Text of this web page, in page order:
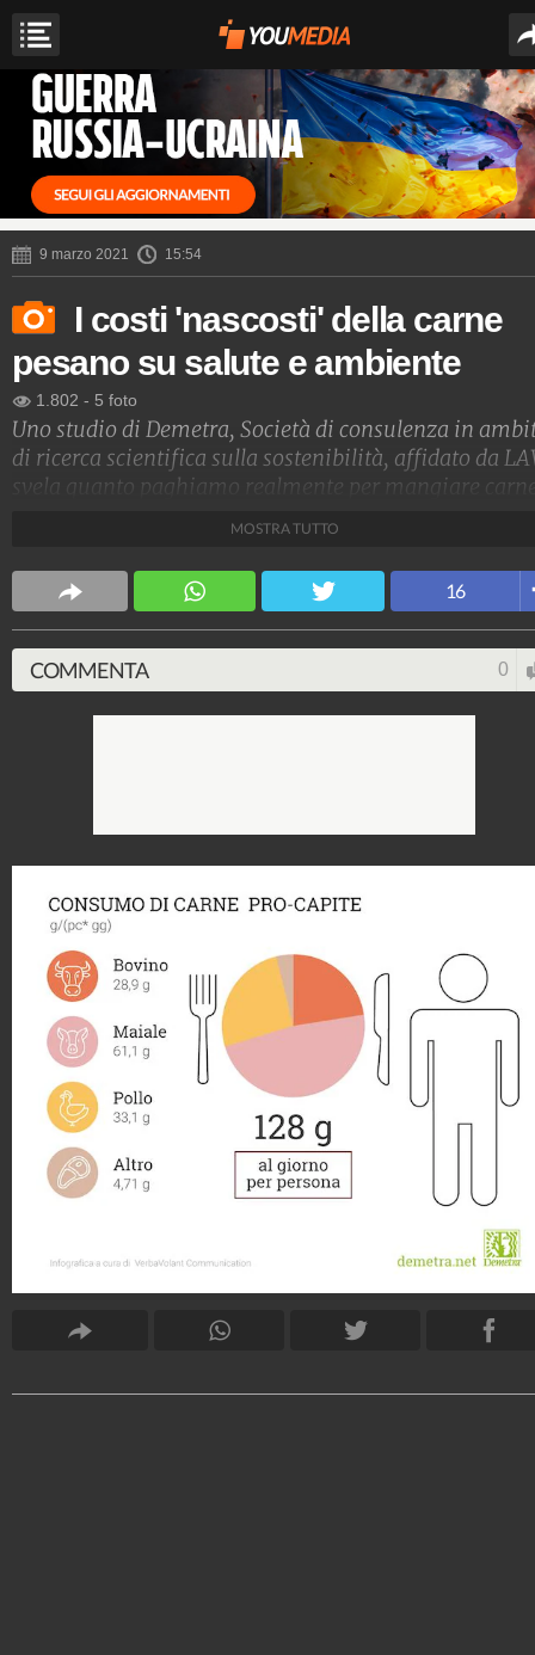
9 marzo 2021 15:54
I costi 'nascosti' della carne
pesano su salute e ambiente
1.802 - 5 foto
Uno studio di Demetra, Società di consulenza in
di ricerca scientifica sulla sostenibilità, affidato da
svela quanto paghiamo realmente per mangiare
acquistiamo questi alimenti.
52.793.980-245 video-617 foto
MOSTRA TUTTO
16
COMMENTA 0